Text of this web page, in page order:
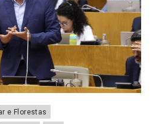
e Florestas